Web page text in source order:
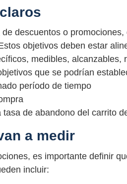
descuentos o promociones,
objetivos deben estar
medibles, alcanzables,
que se podrían
período de tiempo
de abandono del carrito
a medir
es importante definir
incluir: